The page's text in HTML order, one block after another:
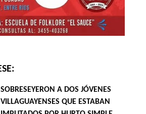
SOBRESEYERON A DOS JÓVENES
VILLAGUAYENSES QUE ESTABAN